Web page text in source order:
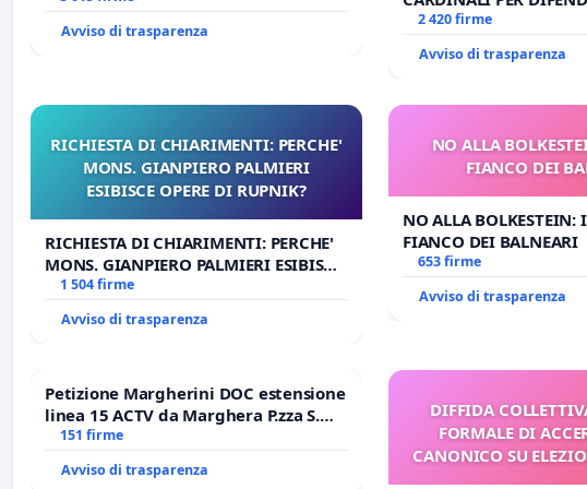
Avviso di trasparenza
DELLA SEDE
2 420 firme
Avviso di trasparenza
RICHIESTA DI CHIARIMENTI: PERCHE'
MONS. GIANPIERO PALMIERI
ESIBISCE OPERE DI RUPNIK?
RICHIESTA DI CHIARIMENTI: PERCHE'
MONS. GIANPIERO PALMIERI ESIBISCE
OPERE DI RUPNIK?
1 504 firme
Avviso di trasparenza
NO ALLA
FIANCO DEI
NO ALLA BOLKESTEIN:
FIANCO DEI BALNEARI
653 firme
Avviso di trasparenza
Petizione Margherini DOC estensione
linea 15 ACTV da Marghera P.zza S.
Antonio all'aeroporto Marco Polo
tariffa a € 1,50
151 firme
Avviso di trasparenza
DIFFIDA
FORMALE DI
CANONICO SU